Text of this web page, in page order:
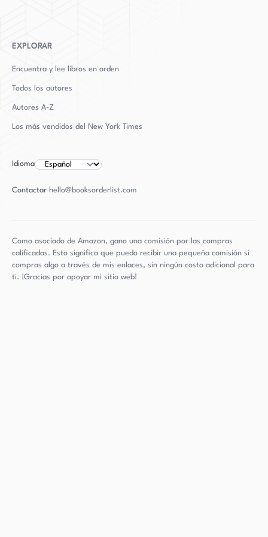
Davidson actualmente reside en Boston y
mundo literario. Se ha establecido como una
figura destacada en la industria y su trabajo le
ha ganado una reputación bien merecida como
un escritor hábil y exitoso.
EXPLORAR
Encuentra y lee libros en orden
Todos los autores
Autores A-Z
Los más vendidos del New York Times
Idioma
Contactar hello@booksorderlist.com
Como asociado de Amazon, gano una comisión por las compras
calificadas. Esto significa que puedo recibir una pequeña comisión si
compras algo a través de mis enlaces, sin ningún costo adicional para
ti. ¡Gracias por apoyar mi sitio web!